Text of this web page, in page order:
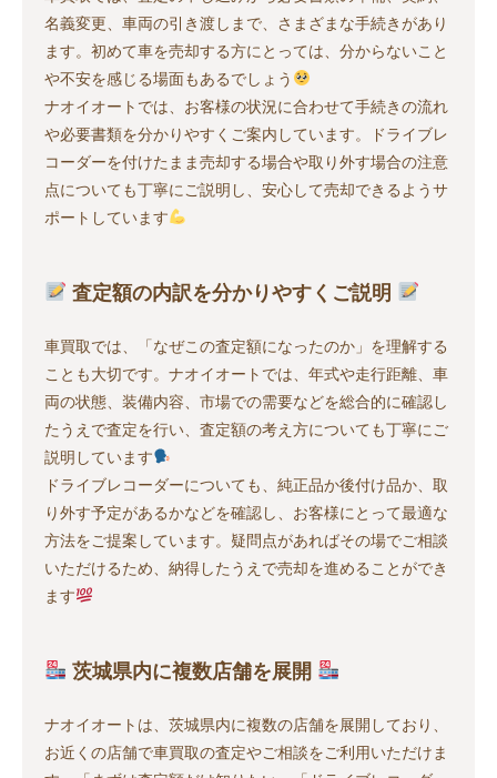
名義変更、車両の引き渡しまで、さまざまな手続きがあり
ます。初めて車を売却する方にとっては、分からないこと
や不安を感じる場面もあるでしょう
ナオイオートでは、お客様の状況に合わせて手続きの流れ
や必要書類を分かりやすくご案内しています。ドライブレ
コーダーを付けたまま売却する場合や取り外す場合の注意
点についても丁寧にご説明し、安心して売却できるようサ
ポートしています
査定額の内訳を分かりやすくご説明
車買取では、「なぜこの査定額になったのか」を理解する
ことも大切です。ナオイオートでは、年式や走行距離、車
両の状態、装備内容、市場での需要などを総合的に確認し
たうえで査定を行い、査定額の考え方についても丁寧にご
説明しています
ドライブレコーダーについても、純正品か後付け品か、取
り外す予定があるかなどを確認し、お客様にとって最適な
方法をご提案しています。疑問点があればその場でご相談
いただけるため、納得したうえで売却を進めることができ
ます
茨城県内に複数店舗を展開
ナオイオートは、茨城県内に複数の店舗を展開しており、
お近くの店舗で車買取の査定やご相談をご利用いただけま